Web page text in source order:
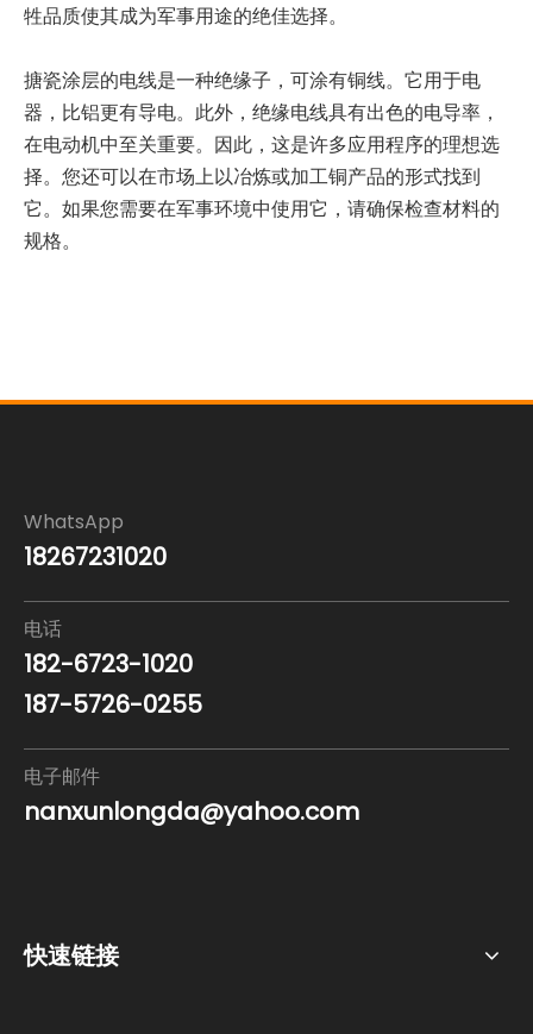
牲品质使其成为军事用途的绝佳选择。
搪瓷涂层的电线是一种绝缘子，可涂有铜线。它用于电
器，比铝更有导电。此外，绝缘电线具有出色的电导率，
在电动机中至关重要。因此，这是许多应用程序的理想选
择。您还可以在市场上以冶炼或加工铜产品的形式找到
它。如果您需要在军事环境中使用它，请确保检查材料的
规格。
WhatsApp
18267231020
电话
182-6723-1020
187-5726-0255
电子邮件
nanxunlongda@yahoo.com
快速链接